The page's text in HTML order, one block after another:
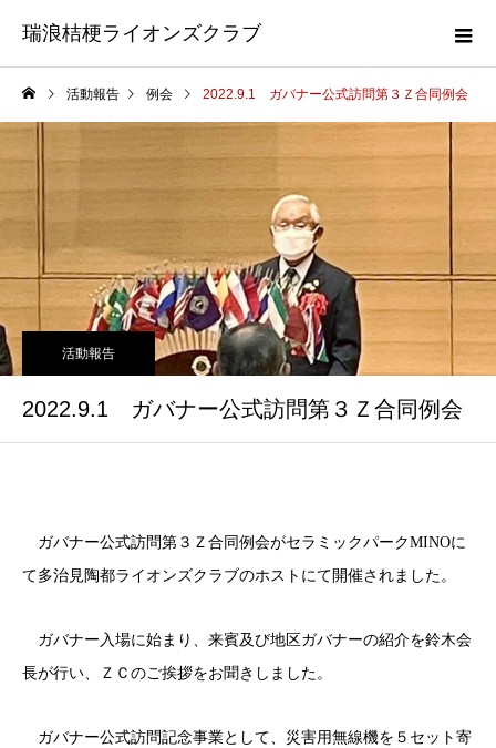
瑞浪桔梗ライオンズクラブ
活動報告 例会 2022.9.1 ガバナー公式訪問第３Ｚ合同例会
活動報告
2022.9.1 ガバナー公式訪問第３Ｚ合同例会
ガバナー公式訪問第３Ｚ合同例会がセラミックパークMINOに
て多治見陶都ライオンズクラブのホストにて開催されました。
ガバナー入場に始まり、来賓及び地区ガバナーの紹介を鈴木会
長が行い、ＺＣのご挨拶をお聞きしました。
ガバナー公式訪問記念事業として、災害用無線機を５セット寄